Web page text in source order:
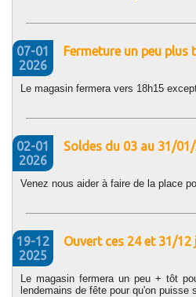
07-01
2026
Fermeture un peu plus
Le magasin fermera vers 18h15
02-01
2026
Soldes du 03 au 31/
Venez nous aider à faire de la place
19-12
2025
Ouvert ces 24 et 31/
Le magasin fermera un peu + tôt
lendemains de fête pour qu'on puisse